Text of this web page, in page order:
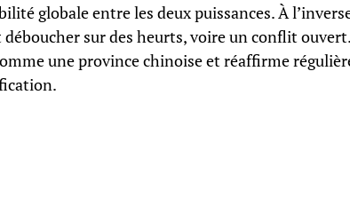
globale entre les deux puissances. À
sur des heurts, voire un conflit
une province chinoise et réaffirme